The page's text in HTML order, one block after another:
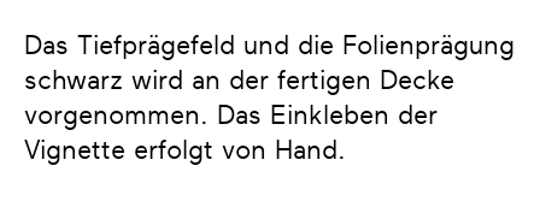
Das Tiefprägefeld und die Folienprägung
schwarz wird an der fertigen Decke
vorgenommen. Das Einkleben der
Vignette erfolgt von Hand.